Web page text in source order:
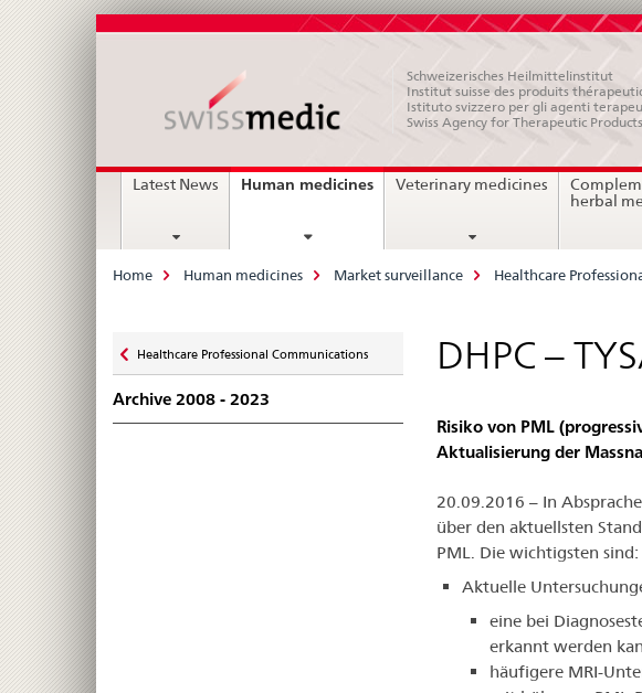
Schweizerisches Heilmittelinstitut
Institut suisse des produits
Istituto svizzero per gli agenti
Swiss Agency for Therapeutic Products
MainLatest News Human medicinescurrent
Veterinary medicines
herbal
Breadcrumb
Home Human medicines Market surveillance Healthcare
zu
Healthcare Professional Communications
Archive 2008 - 2023
DHPC –
Risiko von PML
Aktualisierung der
20.09.2016 – In
über den aktuellsten
PML. Die wichtigsten sind:
Aktuelle
eine bei
erkannt werden
häufigere MRI-